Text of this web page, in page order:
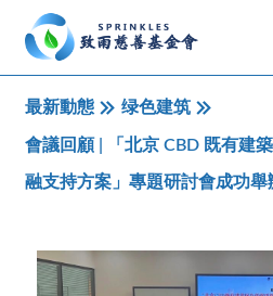
最新動態 绿色建筑
會議回顧 | 「北京 CBD 既有建
融支持方案」專題研討會成功舉